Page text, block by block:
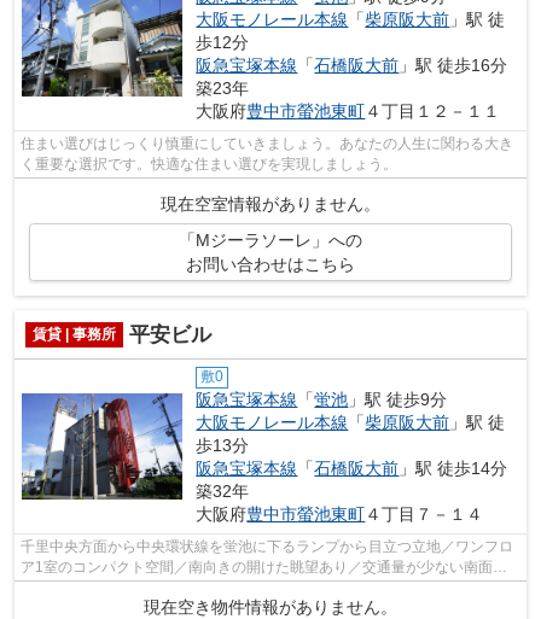
大阪モノレール本線 「柴原阪大前 」駅 徒
歩12分
阪急宝塚本線 「石橋阪大前 」駅 徒歩16分
築23年
大阪府豊中市螢池東町４丁目１２－１１
住まい選びはじっくり慎重にしていきましょう。あなたの人生に関わる大き
く重要な選択です。快適な住まい選びを実現しましょう。
現在空室情報がありません。
「Mジーラソーレ」への
お問い合わせはこちら
賃貸 | 事務所 平安ビル
敷0
阪急宝塚本線 「蛍池 」駅 徒歩9分
大阪モノレール本線 「柴原阪大前 」駅 徒
歩13分
阪急宝塚本線 「石橋阪大前 」駅 徒歩14分
築32年
大阪府豊中市螢池東町４丁目７－１４
千里中央方面から中央環状線を蛍池に下るランプから目立つ立地／ワンフロ
ア1室のコンパクト空間／南向きの開けた眺望あり／交通量が少ない南面の
現在空き物件情報がありません。